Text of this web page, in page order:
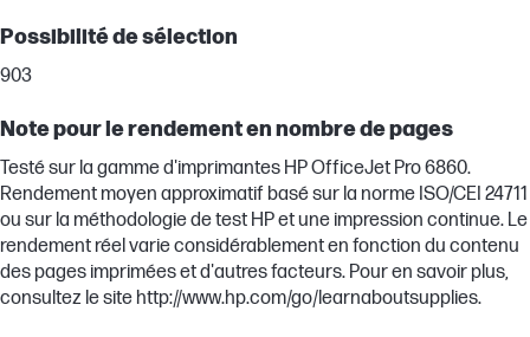
Possibilité de sélection
903
Note pour le rendement en nombre de pages
Testé sur la gamme d'imprimantes HP OfficeJet Pro 6860.
Rendement moyen approximatif basé sur la norme ISO/CEI 24711
ou sur la méthodologie de test HP et une impression continue. Le
rendement réel varie considérablement en fonction du contenu
des pages imprimées et d'autres facteurs. Pour en savoir plus,
consultez le site http://www.hp.com/go/learnaboutsupplies.